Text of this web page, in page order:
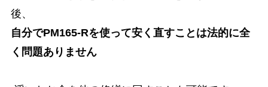
後、
自分でPM165-Rを使って安く直すことは法的に全
く問題ありません